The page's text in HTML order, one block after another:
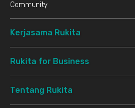
Community
Kerjasama Rukita
Rukita for Business
Tentang Rukita